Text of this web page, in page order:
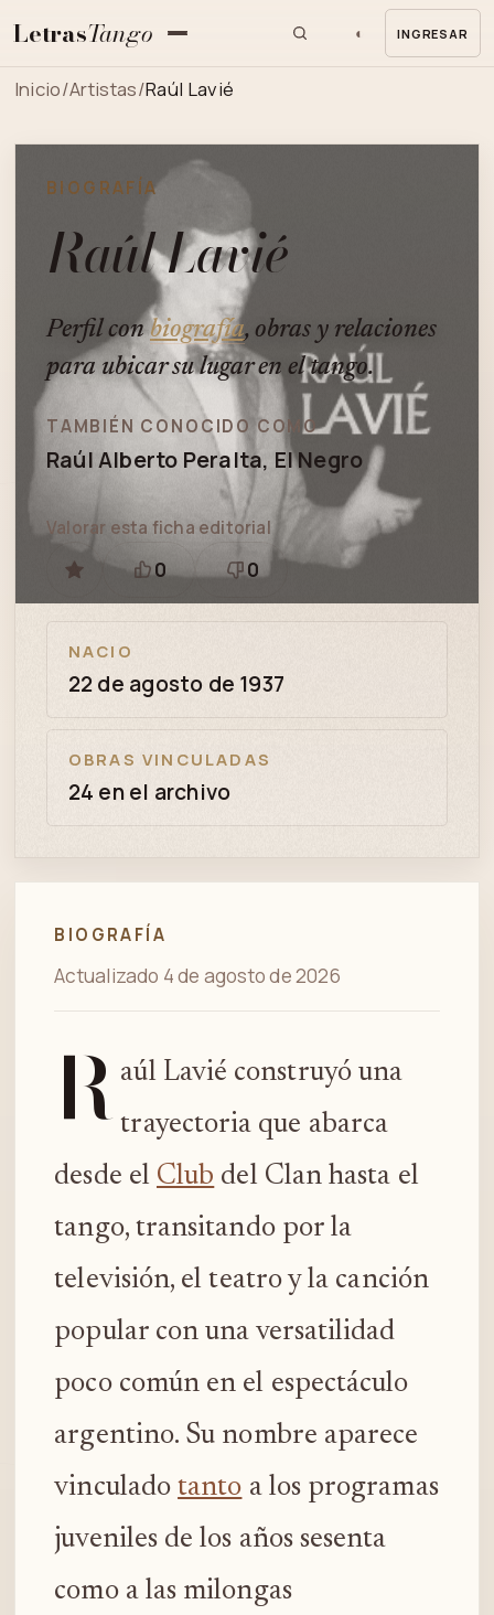
LetrasTango ◐ INGRESAR
Inicio/Artistas/Raúl Lavié
BIOGRAFÍA
Raúl Lavié
Perfil conbiografía, obras y relaciones
para ubicar su lugar en el tango.
TAMBIÉN CONOCIDO COMO
Raúl Alberto Peralta, El Negro
GUARDAR
Valorar esta ficha editorial
Está
bien
0
Necesita
revisión
0
NACIO
22 de agosto de 1937
OBRAS VINCULADAS
24 en el archivo
BIOGRAFÍA
Actualizado 4 de agosto de 2026
R aúl Lavié construyó una
trayectoria que abarca
desde el Club del Clan hasta el
tango, transitando por la
televisión, el teatro y la canción
popular con una versatilidad
poco común en el espectáculo
argentino. Su nombre aparece
vinculadotanto a los programas
juveniles de los años sesenta
como a las milongas